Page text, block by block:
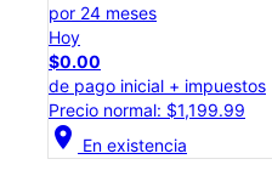
por 24 meses
Hoy
$0.00
de pago inicial + impuestos
Precio normal: $1,099.99
location_on En existencia